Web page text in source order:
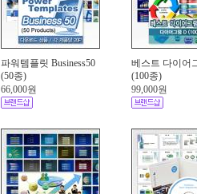
파워템플릿 Business50
(50종)
66,000원
베스트 다이어
(100종)
99,000원